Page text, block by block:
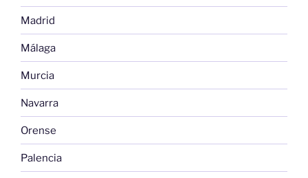
Madrid
Málaga
Murcia
Navarra
Orense
Palencia